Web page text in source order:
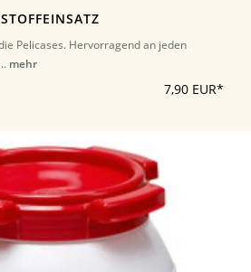
Pelicases. Hervorragend an jeden
mehr
7,90 EUR*